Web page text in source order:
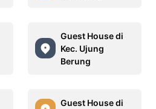
Guest House di
Kec. Ujung
Berung
Guest House di